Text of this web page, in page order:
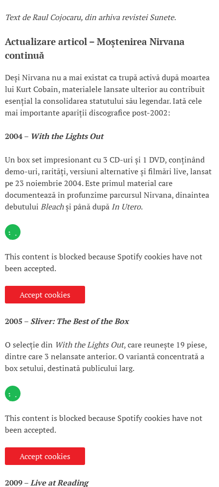
Text de Raul Cojocaru, din arhiva revistei Sunete.
Actualizare articol – Moștenirea Nirvana
continuă
Deși Nirvana nu a mai existat ca trupă activă după moartea
lui Kurt Cobain, materialele lansate ulterior au contribuit
esențial la consolidarea statutului său legendar. Iată cele
mai importante apariții discografice post-2002:
2004 – With the Lights Out
Un box set impresionant cu 3 CD-uri și 1 DVD, conținând
demo-uri, rarități, versiuni alternative și filmări live, lansat
pe 23 noiembrie 2004. Este primul material care
documentează în profunzime parcursul Nirvana, dinaintea
debutului Bleachși până după In Utero.
This content is blocked because Spotify cookies have not
been accepted.
Accept cookies
2005 – Sliver: The Best of the Box
O selecție din With the Lights Out, care reunește 19 piese,
dintre care 3 nelansate anterior. O variantă concentrată a
box setului, destinată publicului larg.
This content is blocked because Spotify cookies have not
been accepted.
Accept cookies
2009 –Live at Reading